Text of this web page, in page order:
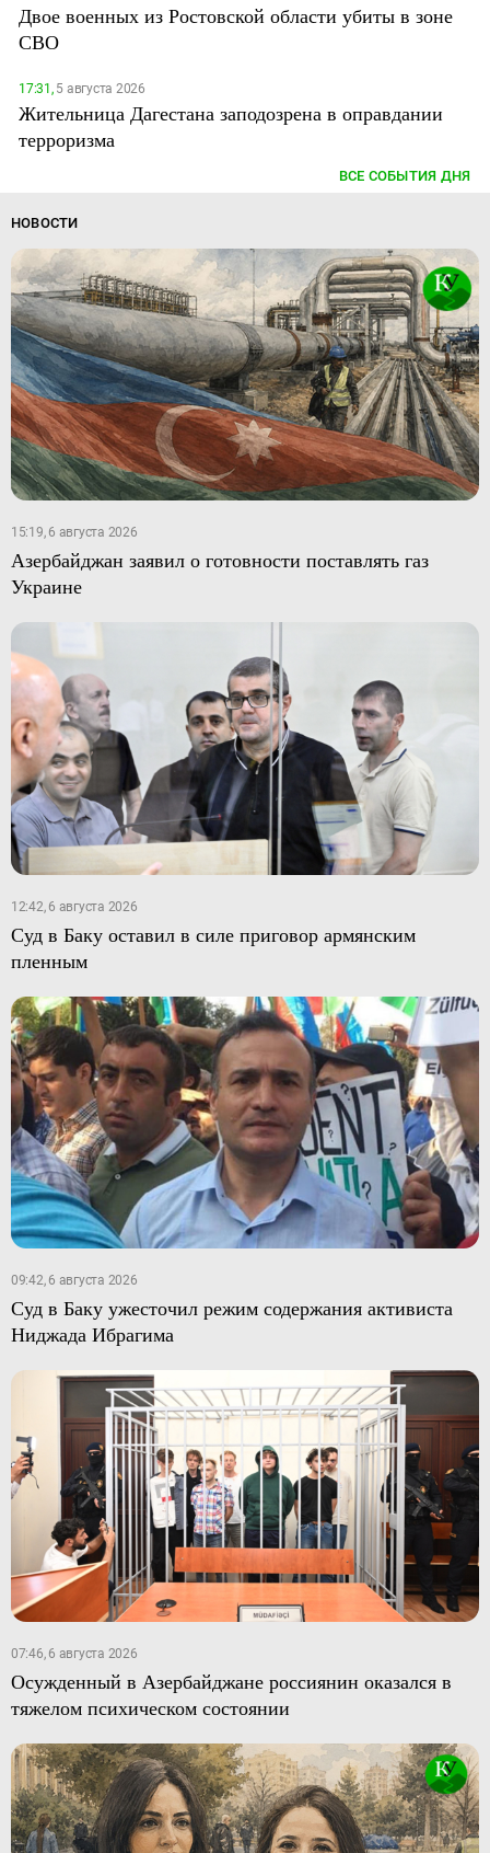
Двое военных из Ростовской области убиты в зоне
СВО
17:31,5 августа 2026
Жительница Дагестана заподозрена в оправдании
терроризма
ВСЕ СОБЫТИЯ ДНЯ
НОВОСТИ
15:19, 6 августа 2026
Азербайджан заявил о готовности поставлять газ
Украине
12:42, 6 августа 2026
Суд в Баку оставил в силе приговор армянским
пленным
09:42, 6 августа 2026
Суд в Баку ужесточил режим содержания активиста
Ниджада Ибрагима
07:46, 6 августа 2026
Осужденный в Азербайджане россиянин оказался в
тяжелом психическом состоянии